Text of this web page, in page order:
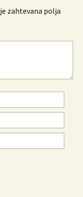
zahtevana polja